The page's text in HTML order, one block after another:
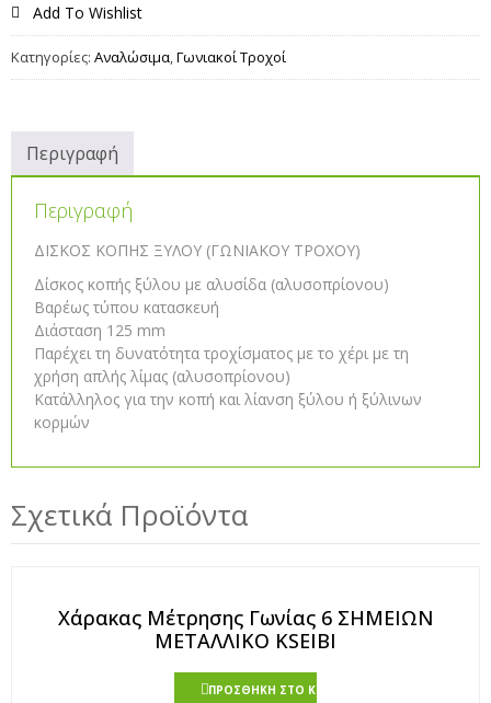
Add To Wishlist
Κατηγορίες: Αναλώσιμα,Γωνιακοί Τροχοί
Περιγραφή
Περιγραφή
ΔΙΣΚΟΣ ΚΟΠΗΣ ΞΥΛΟΥ (ΓΩΝΙΑΚΟΥ ΤΡΟΧΟΥ)
Δίσκος κοπής ξύλου με αλυσίδα (αλυσοπρίονου)
Βαρέως τύπου κατασκευή
Διάσταση 125 mm
Παρέχει τη δυνατότητα τροχίσματος με το χέρι με τη
χρήση απλής λίμας (αλυσοπρίονου)
Kατάλληλος για την κοπή και λίανση ξύλου ή ξύλινων
κορμών
Σχετικά Προϊόντα
Χάρακας Μέτρησης Γωνίας 6 ΣΗΜΕΙΩΝ
ΜΕΤΑΛΛΙΚΟ KSEIBI
ΠΡΟΣΘΉΚΗ ΣΤΟ ΚΑΛΆΘΙ